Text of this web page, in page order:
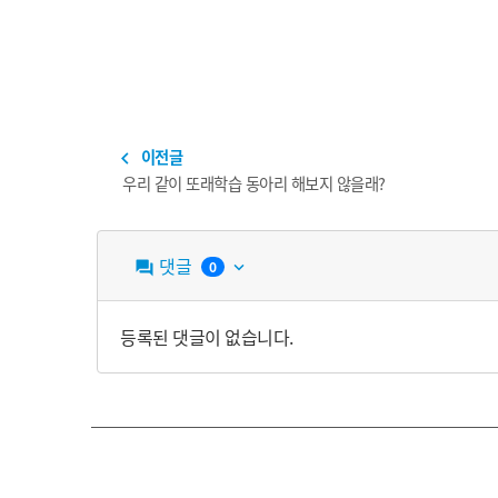
navigate_before 이전글
우리 같이 또래학습 동아리 해보지 않을래?
question_answer 댓글 0 keyboard_arrow_down
등록된 댓글이 없습니다.